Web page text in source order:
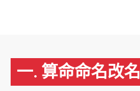
一. 算命命名改名